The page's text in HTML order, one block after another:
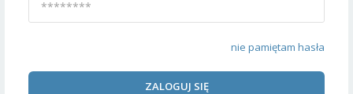
nie pamiętam hasła
ZALOGUJ SIĘ